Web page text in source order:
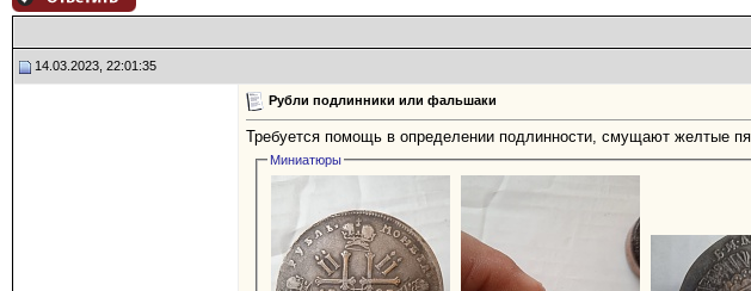
14.03.2023, 22:01:35
Рубли подлинники или фальшаки
Требуется помощь в определении подлинности, смущают желтые
Миниатюры